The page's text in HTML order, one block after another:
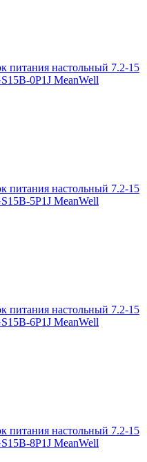
питания настольный 7.2-15
0P1J MeanWell
питания настольный 7.2-15
5P1J MeanWell
питания настольный 7.2-15
6P1J MeanWell
питания настольный 7.2-15
8P1J MeanWell